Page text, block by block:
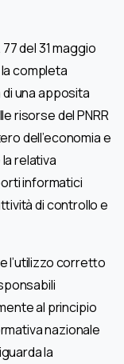
del 31 maggio
completa
una apposita
risorse del PNRR
dell’economia e
relativa
informatici
di controllo e
l’utilizzo corretto
al principio
nazionale
la